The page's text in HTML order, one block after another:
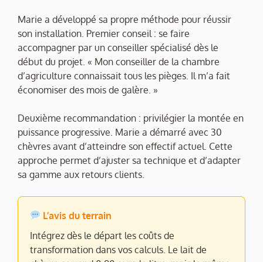
Marie a développé sa propre méthode pour réussir
son installation. Premier conseil : se faire
accompagner par un conseiller spécialisé dès le
début du projet. « Mon conseiller de la chambre
d’agriculture connaissait tous les pièges. Il m’a fait
économiser des mois de galère. »
Deuxième recommandation : privilégier la montée en
puissance progressive. Marie a démarré avec 30
chèvres avant d’atteindre son effectif actuel. Cette
approche permet d’ajuster sa technique et d’adapter
sa gamme aux retours clients.
L’avis du terrain
Intégrez dès le départ les coûts de
transformation dans vos calculs. Le lait de